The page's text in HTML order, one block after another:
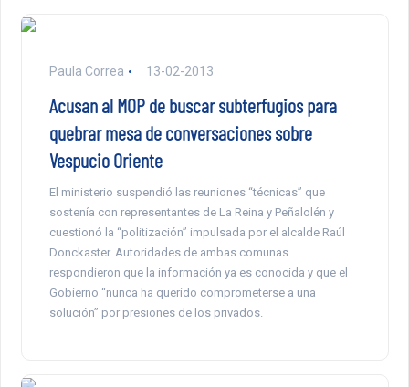
Paula Correa 13-02-2013
Acusan al MOP de buscar subterfugios para
quebrar mesa de conversaciones sobre
Vespucio Oriente
El ministerio suspendió las reuniones “técnicas” que
sostenía con representantes de La Reina y Peñalolén y
cuestionó la “politización” impulsada por el alcalde Raúl
Donckaster. Autoridades de ambas comunas
respondieron que la información ya es conocida y que el
Gobierno “nunca ha querido comprometerse a una
solución” por presiones de los privados.